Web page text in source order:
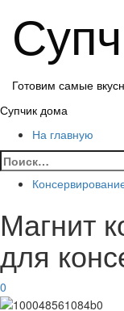
содержимому
Готовим самые
Основное
Супчик дома
На главную
Найти:
Магнит
для
0